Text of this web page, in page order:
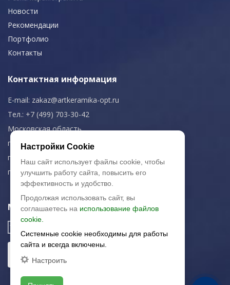
Новости
Рекомендации
Портфолио
Контакты
Контактная информация
E-mail: zakaz@artkeramika-opt.ru
Тел.: +7 (499) 703-30-42
Московская область,
г. Красногорск
пн-чт: 09.00-18.00
пт: 09.00-17.00
Мы в соц. сетях
Настройки Cookie
Наш сайт использует файлы cookie, чтобы
улучшить работу сайта, повысить его
эффективность и удобство.
Продолжая использовать сайт, вы
соглашаетесь на использование файлов
cookie.
Системные cookie необходимы для работы
сайта и всегда включены.
Настроить